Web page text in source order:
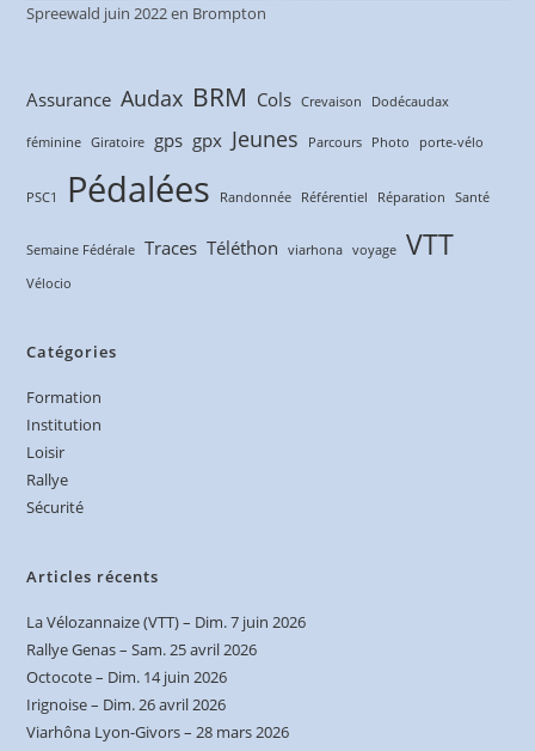
Spreewald juin 2022 en Brompton
Assurance Audax BRM Cols Crevaison Dodécaudax
féminine Giratoire gps gpx Jeunes Parcours Photo porte-vélo
PSC1 Pédalées Randonnée Référentiel Réparation Santé
Semaine Fédérale Traces Téléthon viarhona voyage VTT
Vélocio
Catégories
Formation
Institution
Loisir
Rallye
Sécurité
Articles récents
La Vélozannaize (VTT) – Dim. 7 juin 2026
Rallye Genas – Sam. 25 avril 2026
Octocote – Dim. 14 juin 2026
Irignoise – Dim. 26 avril 2026
Viarhôna Lyon-Givors – 28 mars 2026